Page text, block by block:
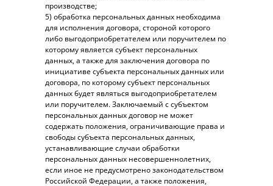
производстве;
5) обработка персональных данных необходима
для исполнения договора, стороной которого
либо выгодоприобретателем или поручителем по
которому является субъект персональных
данных, а также для заключения договора по
инициативе субъекта персональных данных или
договора, по которому субъект персональных
данных будет являться выгодоприобретателем
или поручителем. Заключаемый с субъектом
персональных данных договор не может
содержать положения, ограничивающие права и
свободы субъекта персональных данных,
устанавливающие случаи обработки
персональных данных несовершеннолетних,
если иное не предусмотрено законодательством
Российской Федерации, а также положения,